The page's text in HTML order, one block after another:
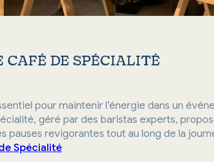
CAFÉ DE SPÉCIALITÉ
pour maintenir l’énergie dans un
géré par des baristas experts,
pauses revigorantes tout au long de la
Spécialité